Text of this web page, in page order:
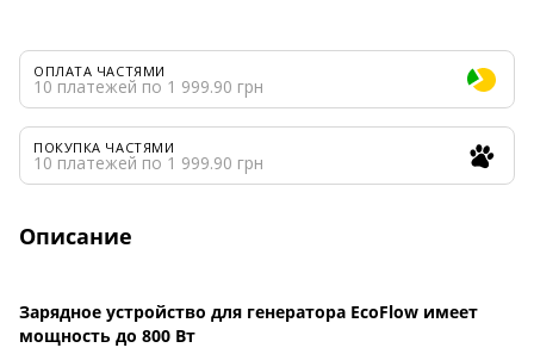
ОПЛАТА ЧАСТЯМИ
10 платежей по 1 999.90 грн
ПОКУПКА ЧАСТЯМИ
10 платежей по 1 999.90 грн
Описание
Зарядное устройство для генератора EcoFlow имеет
мощность до 800 Вт